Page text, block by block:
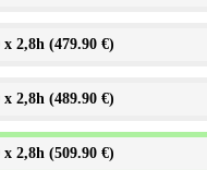
x 2,8h (479.90 €)
x 2,8h (489.90 €)
x 2,8h (509.90 €)